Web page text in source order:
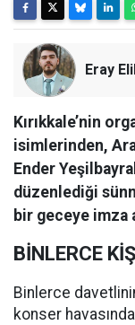
Eray
Kırıkkale’nin
isimlerinden,
Ender
düzenlediği
bir geceye imza
BİNLERCE
Binlerce
konser